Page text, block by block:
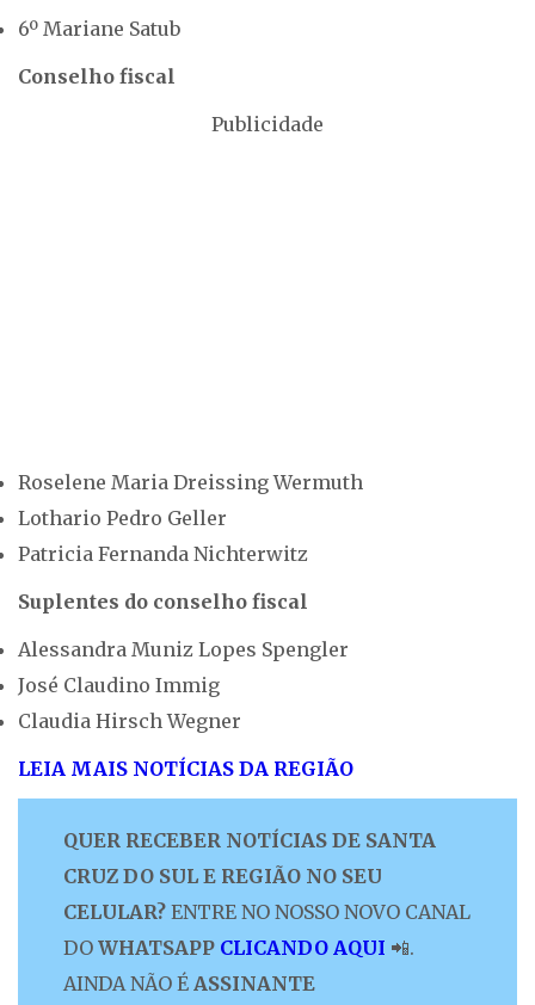
6º Mariane Satub
Conselho fiscal
Publicidade
Roselene Maria Dreissing Wermuth
Lothario Pedro Geller
Patricia Fernanda Nichterwitz
Suplentes do conselho fiscal
Alessandra Muniz Lopes Spengler
José Claudino Immig
Claudia Hirsch Wegner
LEIA MAIS NOTÍCIAS DA REGIÃO
QUER RECEBER NOTÍCIAS DE SANTA
CRUZ DO SUL E REGIÃO NO SEU
CELULAR? ENTRE NO NOSSO NOVO CANAL
DO WHATSAPP CLICANDO AQUI 📲.
AINDA NÃO É ASSINANTE